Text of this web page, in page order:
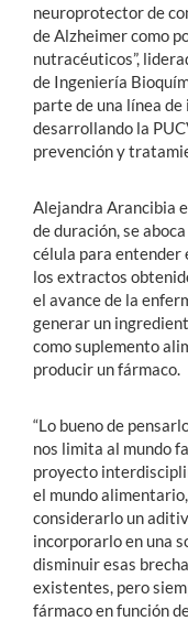
neuroprotector de
de Alzheimer como
nutracéuticos”,
de Ingeniería
parte de una línea
desarrollando la
prevención y
Alejandra Arancibia
de duración, se
célula para entender
los extractos
el avance de la
generar un
como suplemento
producir un fármaco.
“Lo bueno de
nos limita al mundo
proyecto
el mundo
considerarlo un
incorporarlo en una
disminuir esas
existentes, pero
fármaco en función